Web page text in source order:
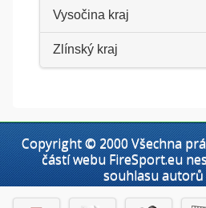
Vysočina kraj
Zlínský kraj
Copyright © 2000 Všechna
částí webu FireSport.eu
souhlasu